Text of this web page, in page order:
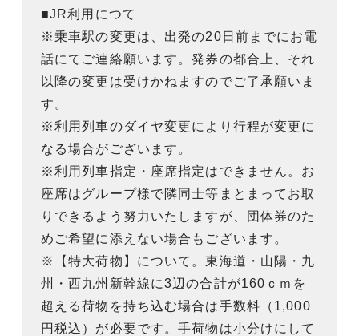
■JR利用につて
※乗車駅の変更は、出発の20日前までにお電
話にてご連絡願います。発券の都合上、それ
以降の変更は受けかねますのでご了承願いま
す。
※利用列車のダイヤ変更により行程が変更に
なる場合がございます。
※利用列車指定・座席指定はできません。お
座席はグループ様で隣同士等まとまってお取
りできるよう努力いたしますが、団体券のた
めご希望に添えない場合もございます。
※【特大荷物】について。東海道・山陽・九
州・西九州新幹線に3辺の合計が160ｃｍを
超える荷物を持ち込む場合は手数料（1,000
円税込）が必要です。手荷物は小分けにして